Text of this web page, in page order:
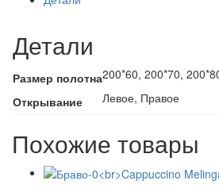
Детали
Размер полотна200*60, 200*70,
Открывание
Левое, Правое
Похожие товары